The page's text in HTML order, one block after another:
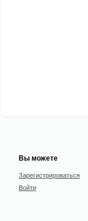
Вы можете
Зарегистрироваться
Войти